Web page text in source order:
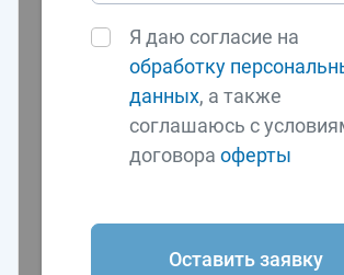
Я даю согласие на
обработку
данных, а также
соглашаюсь с
договораоферты
Оставить заявку